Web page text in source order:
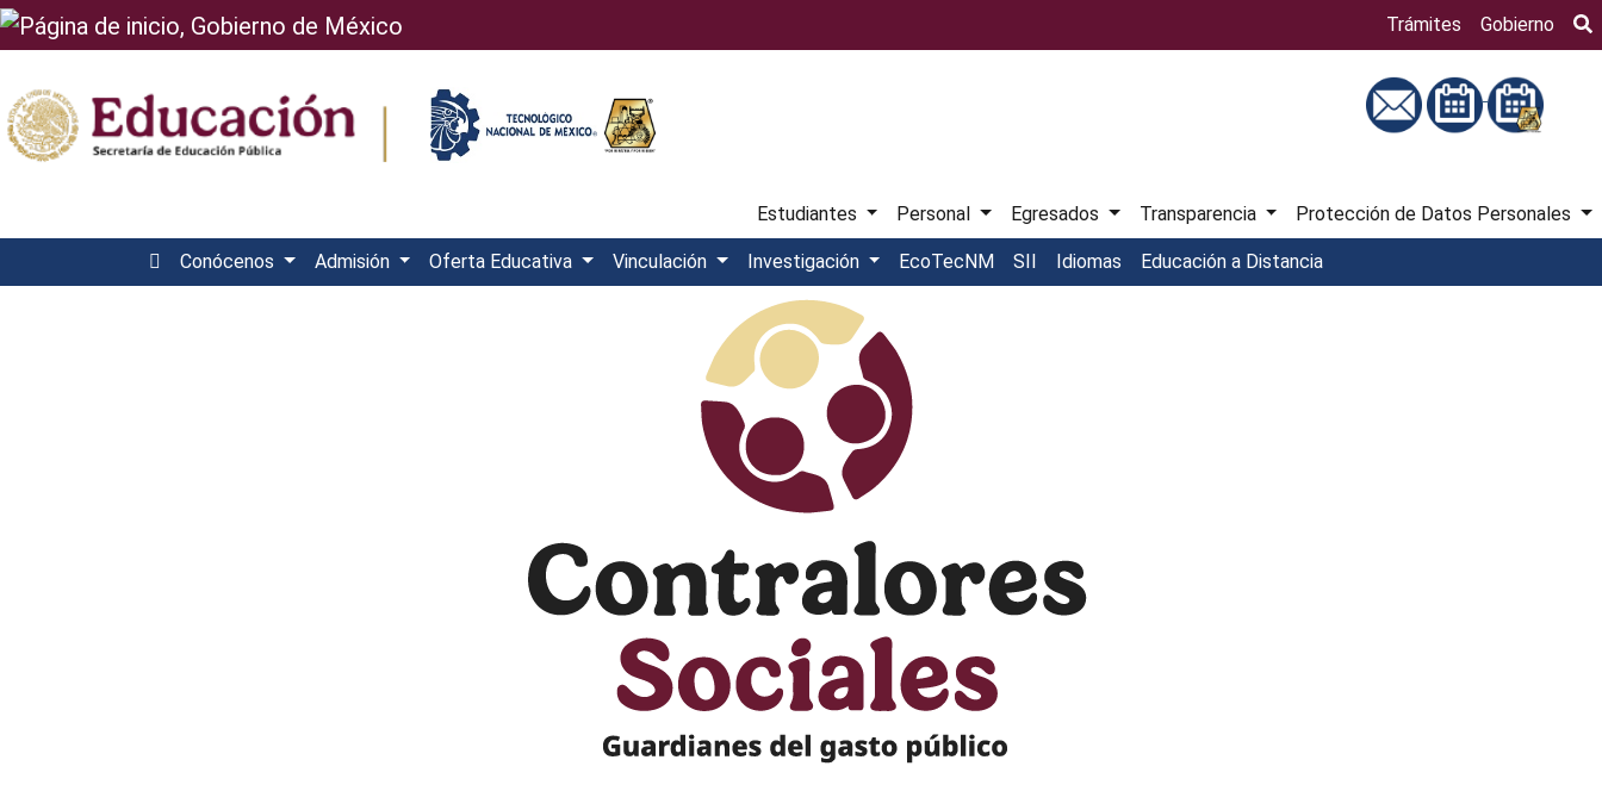
Trámites Gobierno
Estudiantes Personal Egresados Transparencia Protección de Datos Personales
Conócenos Admisión Oferta Educativa Vinculación Investigación EcoTecNM SII Idiomas Educación a Distancia